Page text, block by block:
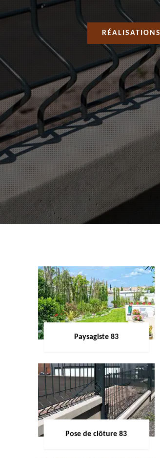
RÉALISATIONS
Paysagiste 83
Pose de clôture 83